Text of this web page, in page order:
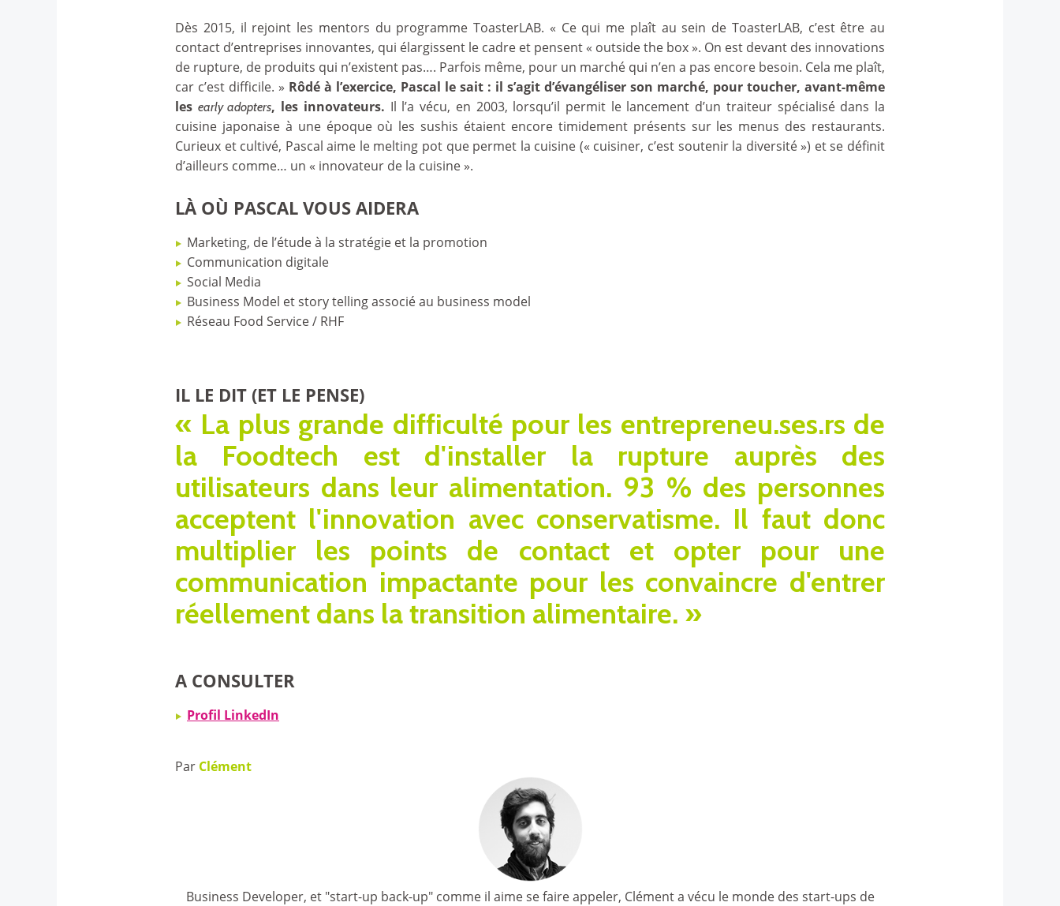
Dès 2015, il rejoint les mentors du programme ToasterLAB. « Ce qui me plaît au sein de ToasterLAB, c’est être au
contact d’entreprises innovantes, qui élargissent le cadre et pensent « outside the box ». On est devant des innovations
de rupture, de produits qui n’existent pas…. Parfois même, pour un marché qui n’en a pas encore besoin. Cela me plaît,
car c’est difficile. » Rôdé à l’exercice, Pascal le sait : il s’agit d’évangéliser son marché, pour toucher, avant-même
les early adopters, les innovateurs. Il l’a vécu, en 2003, lorsqu’il permit le lancement d’un traiteur spécialisé dans la
cuisine japonaise à une époque où les sushis étaient encore timidement présents sur les menus des restaurants.
Curieux et cultivé, Pascal aime le melting pot que permet la cuisine (« cuisiner, c’est soutenir la diversité ») et se définit
d’ailleurs comme… un « innovateur de la cuisine ».
LÀ OÙ PASCAL VOUS AIDERA
Marketing, de l’étude à la stratégie et la promotion
Communication digitale
Social Media
Business Model et story telling associé au business model
Réseau Food Service / RHF
IL LE DIT (ET LE PENSE)
« La plus grande difficulté pour les entrepreneu.ses.rs de
la Foodtech est d'installer la rupture auprès des
utilisateurs dans leur alimentation. 93 % des personnes
acceptent l'innovation avec conservatisme. Il faut donc
multiplier les points de contact et opter pour une
communication impactante pour les convaincre d'entrer
réellement dans la transition alimentaire. »
A CONSULTER
Profil LinkedIn
Par Clément
Business Developer, et "start-up back-up" comme il aime se faire appeler, Clément a vécu le monde des start-ups de